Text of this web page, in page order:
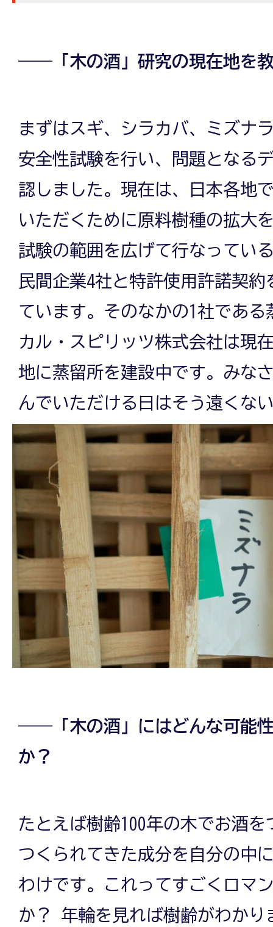
――「木の酒」研究の現在地を
まずはスギ、シラカバ、ミズナ
安全性試験を行い、問題となる
認しました。現在は、日本各地
いただくために原料樹種の拡大
試験の範囲を広げて行なってい
民間企業4社と特許使用許諾契
ています。そのなかの1社であ
カル・スピリッツ株式会社は現
地に蒸留所を建設中です。みな
んでいただける日はそう遠くな
――「木の酒」にはどんな可能
か？
たとえば樹齢100年の木でお酒を
つくられてきた成分を自分の中
わけです。これってすごくロマ
か？ 年輪を見れば樹齢がわかり